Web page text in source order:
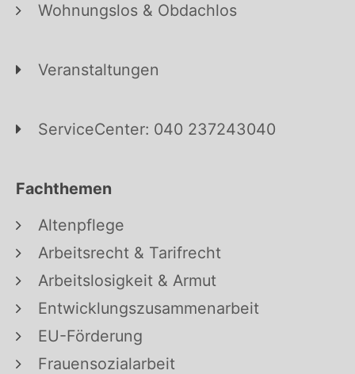
Wohnungslos & Obdachlos
Veranstaltungen
ServiceCenter: 040 237243040
Fachthemen
Altenpflege
Arbeitsrecht & Tarifrecht
Arbeitslosigkeit & Armut
Entwicklungszusammenarbeit
EU-Förderung
Frauensozialarbeit